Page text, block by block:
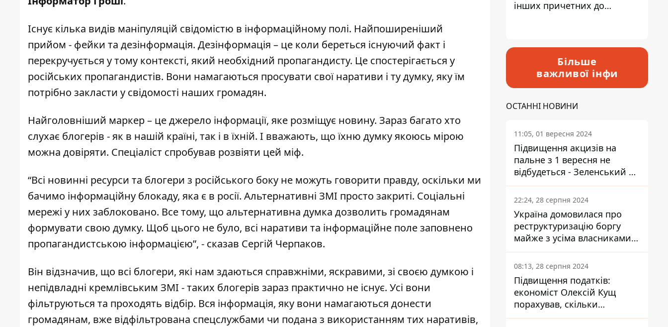
Існує кілька видів маніпуляцій свідомістю в інформаційному полі. Найпоширеніший
прийом - фейки та дезінформація. Дезінформація – це коли береться існуючий факт і
перекручується у тому контексті, який необхідний пропагандисту. Це спостерігається у
російських пропагандистів. Вони намагаються просувати свої наративи і ту думку, яку їм
потрібно закласти у свідомості наших громадян.
Найголовніший маркер – це джерело інформації, яке розміщує новину. Зараз багато хто
слухає блогерів - як в нашій країні, так і в їхній. І вважають, що їхню думку якоюсь мірою
можна довіряти. Спеціаліст спробував розвіяти цей міф.
“Всі новинні ресурси та блогери з російського боку не можуть говорити правду, оскільки ми
бачимо інформаційну блокаду, яка є в росії. Альтернативні ЗМІ просто закриті. Соціальні
мережі у них заблоковано. Все тому, що альтернативна думка дозволить громадянам
формувати свою думку. Щоб цього не було, всі наративи та інформаційне поле заповнено
пропагандистською інформацією”, - сказав Сергій Черпаков.
Він відзначив, що всі блогери, які нам здаються справжніми, яскравими, зі своєю думкою і
непідвладні кремлівським ЗМІ - таких блогерів зараз практично не існує. Усі вони
фільтруються та проходять відбір. Вся інформація, яку вони намагаються донести
громадянам, вже відфільтрована спецслужбами чи подана з використанням тих наративів,
інших причетних до
Більше
важливої інфи
ОСТАННІ НОВИНИ
11:05, 01 вересня 2024
Підвищення акцизів на
пальне з 1 вересня не
відбудеться - Зеленський не
підписав закон
22:24, 28 серпня 2024
Україна домовилася про
реструктуризацію боргу
майже з усіма власниками
єврооблігацій: що це
означає для країни
08:13, 28 серпня 2024
Підвищення податків:
економіст Олексій Кущ
порахував, скільки
заплатить кожен українець